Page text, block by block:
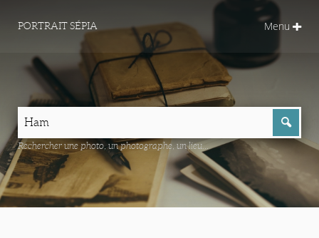
PORTRAIT SÉPIA Menu
Rechercher une photo, un photographe, un lieu...